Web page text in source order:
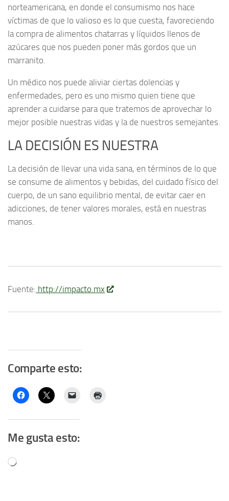
norteamericana, en donde el consumismo nos hace
víctimas de que lo valioso es lo que cuesta, favoreciendo
la compra de alimentos chatarras y líquidos llenos de
azúcares que nos pueden poner más gordos que un
marranito.
Un médico nos puede aliviar ciertas dolencias y
enfermedades, pero es uno mismo quien tiene que
aprender a cuidarse para que tratemos de aprovechar lo
mejor posible nuestras vidas y la de nuestros semejantes.
LA DECISIÓN ES NUESTRA
La decisión de llevar una vida sana, en términos de lo que
se consume de alimentos y bebidas, del cuidado físico del
cuerpo, de un sano equilibrio mental, de evitar caer en
adicciones, de tener valores morales, está en nuestras
manos.
Fuente: http://impacto.mx
Comparte esto:
Me gusta esto:
Cargando...